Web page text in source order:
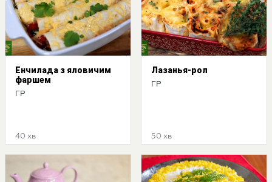
Енчилада з яловичим
фаршем
ГР
40 хв
Лазанья-рол
ГР
50 хв